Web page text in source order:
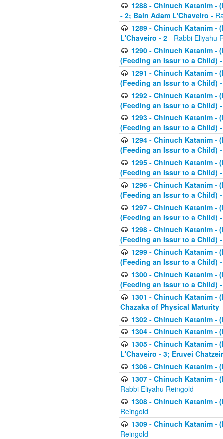
1288 - Chinuch Katanim -
- 2; Bain Adam L'Chaveiro -
1289 - Chinuch Katanim -
L'Chaveiro - 2 - Rabbi Eliyahu
1290 - Chinuch Katanim -
(Feeding an Issur to a Child)
1291 - Chinuch Katanim -
(Feeding an Issur to a Child)
1292 - Chinuch Katanim -
(Feeding an Issur to a Child)
1293 - Chinuch Katanim -
(Feeding an Issur to a Child)
1294 - Chinuch Katanim -
(Feeding an Issur to a Child)
1295 - Chinuch Katanim -
(Feeding an Issur to a Child)
1296 - Chinuch Katanim -
(Feeding an Issur to a Child)
1297 - Chinuch Katanim -
(Feeding an Issur to a Child)
1298 - Chinuch Katanim -
(Feeding an Issur to a Child)
1299 - Chinuch Katanim -
(Feeding an Issur to a Child)
1300 - Chinuch Katanim -
(Feeding an Issur to a Child)
1301 - Chinuch Katanim -
Chazaka of Physical Maturity
1302 - Chinuch Katanim -
1304 - Chinuch Katanim -
1305 - Chinuch Katanim -
L'Chaveiro - 3; Eruvei
1306 - Chinuch Katanim -
1307 - Chinuch Katanim -
Rabbi Eliyahu Reingold
1308 - Chinuch Katanim -
Reingold
1309 - Chinuch Katanim -
Reingold